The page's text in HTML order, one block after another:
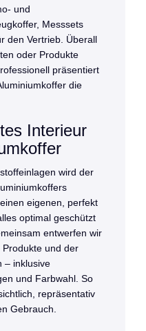
und
Messsets
den Vertrieb. Überall
oder Produkte
präsentiert
die
Interieur
wird der
eigenen, perfekt
optimal geschützt
entwerfen wir
und der
– inklusive
und Farbwahl. So
repräsentativ
Gebrauch.